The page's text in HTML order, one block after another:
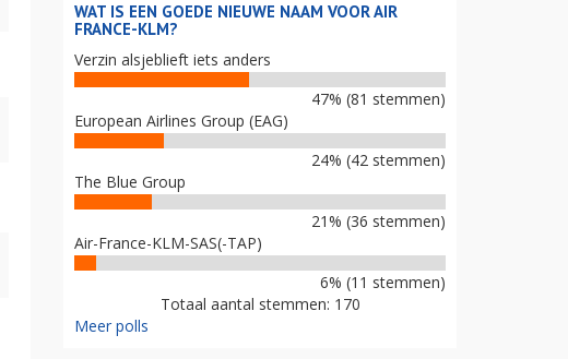
WAT IS EEN GOEDE NIEUWE NAAM VOOR AIR
FRANCE-KLM?
Verzin alsjeblieft iets anders
47% (81 stemmen)
European Airlines Group (EAG)
24% (42 stemmen)
The Blue Group
21% (36 stemmen)
Air-France-KLM-SAS(-TAP)
6% (11 stemmen)
Totaal aantal stemmen: 170
Meer polls